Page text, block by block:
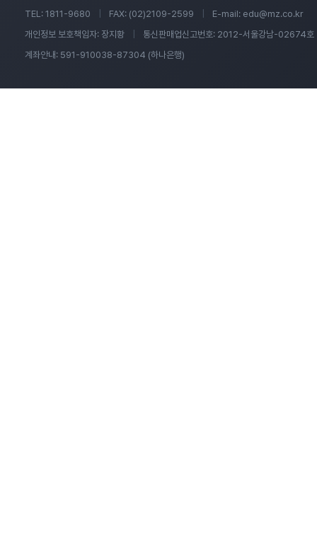
TEL: 1811-9680
FAX: (02)2109-2599
E-mail: edu@mz.co.kr
개인정보 보호책임자: 장지황
통신판매업신고번호: 2012-서울강남-02674호
계좌안내: 591-910038-87304 (하나은행)